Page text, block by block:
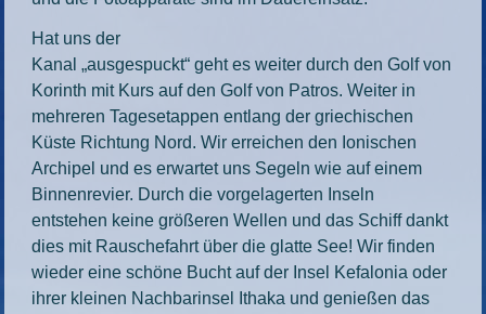
Hat uns der
Kanal „ausgespuckt“ geht es weiter durch den Golf von
Korinth mit Kurs auf den Golf von Patros. Weiter in
mehreren Tagesetappen entlang der griechischen
Küste Richtung Nord. Wir erreichen den Ionischen
Archipel und es erwartet uns Segeln wie auf einem
Binnenrevier. Durch die vorgelagerten Inseln
entstehen keine größeren Wellen und das Schiff dankt
dies mit Rauschefahrt über die glatte See! Wir finden
wieder eine schöne Bucht auf der Insel Kefalonia oder
ihrer kleinen Nachbarinsel Ithaka und genießen das